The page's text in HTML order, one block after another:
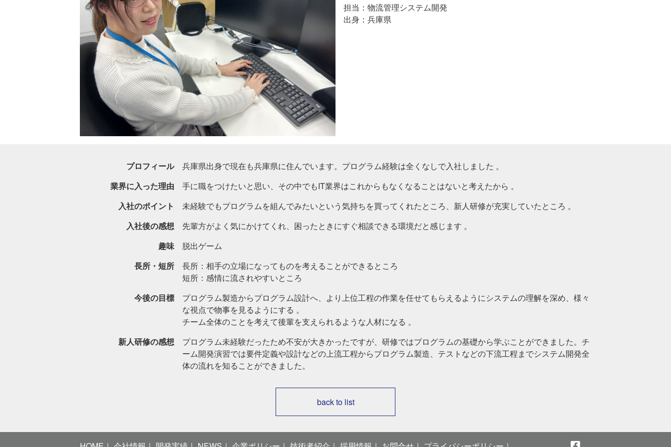
物流管理システム開発
兵庫県
プロフィール
兵庫県出身で現在も兵庫県に住んでいます。プログラム経験は全くなしで入社しました 。
業界に入った理由
手に職をつけたいと思い、その中でもIT業界はこれからもなくなることはないと考えたから 。
入社のポイント
未経験でもプログラムを組んでみたいという気持ちを買ってくれたところ、新人研修が充実していたところ 。
入社後の感想
先輩方がよく気にかけてくれ、困ったときにすぐ相談できる環境だと感じます 。
趣味
脱出ゲーム
長所・短所
長所：相手の立場になってものを考えることができるところ
短所：感情に流されやすいところ
今後の目標
プログラム製造からプログラム設計へ、より上位工程の作業を任せてもらえるようにシステムの理解を深め、様々
な視点で物事を見るようにする 。
チーム全体のことを考えて後輩を支えられるような人材になる 。
新人研修の感想
プログラム未経験だったため不安が大きかったですが、研修ではプログラムの基礎から学ぶことができました。チ
ーム開発演習では要件定義や設計などの上流工程からプログラム製造、テストなどの下流工程までシステム開発全
体の流れを知ることができました。
back to list